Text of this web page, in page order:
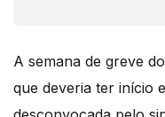
A semana de greve
que deveria ter início